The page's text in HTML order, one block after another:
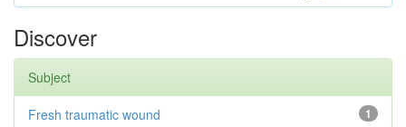
Discover
Subject
1
Fresh traumatic wound